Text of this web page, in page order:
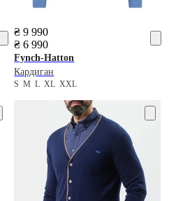
₴ 9 990
₴ 6 990
Fynch-Hatton
Кардиган
SMLXLXXL